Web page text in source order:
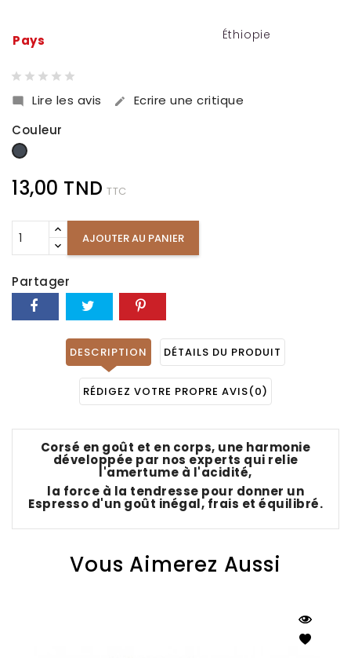
Pays Éthiopie
 Lire les avis 
Ecrire une critique
Couleur
Noir
13,00 TND TTC
AJOUTER AU PANIER
Partager
DESCRIPTION DÉTAILS DU PRODUIT
RÉDIGEZ VOTRE PROPRE AVIS(0)
Corsé en goût et en corps, une harmonie
développée par nos experts qui relie
l'amertume à l'acidité,
la force à la tendresse pour donner un
Espresso d'un goût inégal, frais et équilibré.
Vous Aimerez Aussi